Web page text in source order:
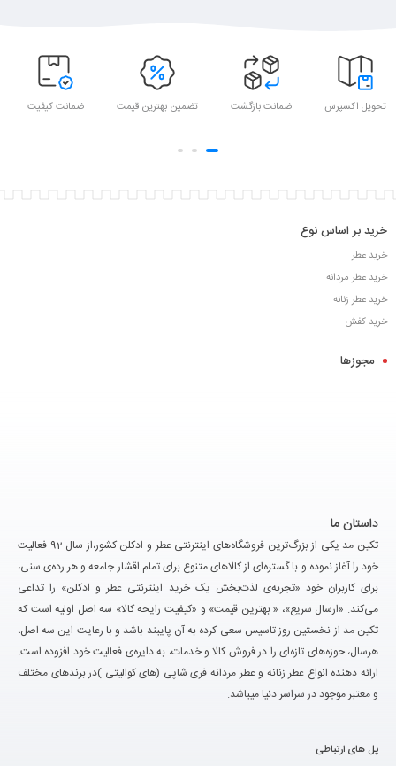
تحویل اکسپرس ضمانت بازگشت تضمین بهترین قیمت ضمانت کیفیت
خرید بر اساس نوع
خرید عطر
خرید عطر مردانه
خرید عطر زنانه
خرید کفش
مجوزها
داستان ما
تکین مد یکی از بزرگ‌ترین فروشگاه‌های اینترنتی عطر و ادکلن کشور،از سال 92 فعالیت
خود را آغاز نموده و با گستره‌ای از کالاهای متنوع برای تمام اقشار جامعه و هر رده‌ی سنی،
برای کاربران خود «تجربه‌ی لذت‌بخش یک خرید اینترنتی عطر و ادکلن» را تداعی
می‌کند. «ارسال سریع»، « بهترین قیمت» و «کیفیت رایحه کالا» سه اصل اولیه است که
تکین مد از نخستین روز تاسیس سعی کرده به آن پایبند باشد و با رعایت این سه اصل،
هرسال، حوزه‌های تازه‌ای را در فروش کالا و خدمات، به دایره‌ی فعالیت خود افزوده است.
ارائه دهنده انواع عطر زنانه و عطر مردانه فری شاپی (های کوالیتی )در برندهای مختلف
و معتبر موجود در سراسر دنیا میباشد.
پل های ارتباطی